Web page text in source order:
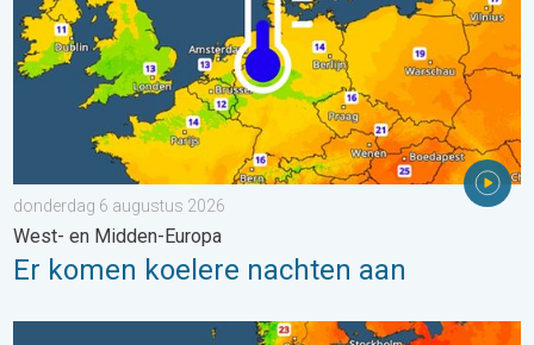
donderdag 6 augustus 2026
West- en Midden-Europa
Er komen koelere nachten aan
Europese zeeën zijn ongewoon warm. Tot 30 graden. . .